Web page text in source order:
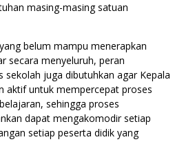
masing-masing satuan
belum mampu menerapkan
secara menyeluruh, peran
sekolah juga dibutuhkan agar Kepala
aktif untuk mempercepat proses
sehingga proses
dapat mengakomodir setiap
setiap peserta didik yang